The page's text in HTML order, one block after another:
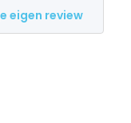
eigen review